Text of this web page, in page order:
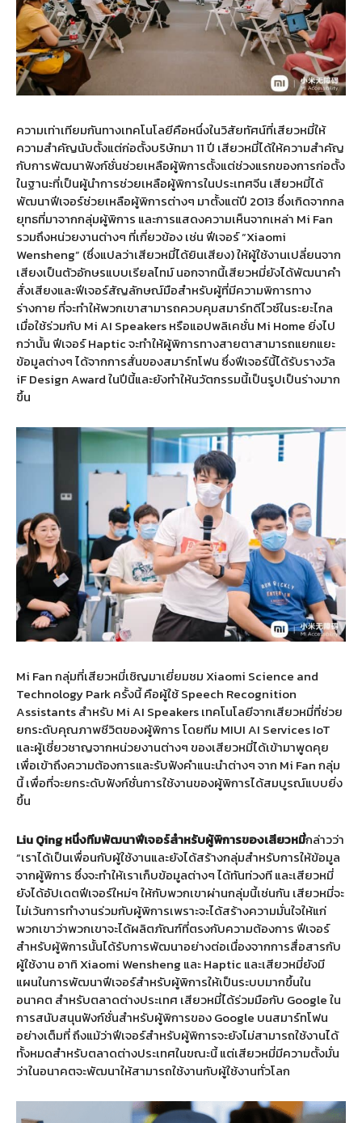
ความเท่าเทียมกันทางเทคโนโลยีคือหนึ่งในวิสัยทัศน์ที่เสียวหมี่ให้
ความสำคัญนับตั้งแต่ก่อตั้งบริษัทมา 11 ปี เสียวหมี่ได้ให้ความสำคัญ
กับการพัฒนาฟังก์ชั่นช่วยเหลือผู้พิการตั้งแต่ช่วงแรกของการก่อตั้ง
ในฐานะที่เป็นผู้นำการช่วยเหลือผู้พิการในประเทศจีน เสียวหมี่ได้
พัฒนาฟีเจอร์ช่วยเหลือผู้พิการต่างๆ มาตั้งแต่ปี 2013 ซึ่งเกิดจากกล
ยุทธที่มาจากกลุ่มผู้พิการ และการแสดงความเห็นจากเหล่า Mi Fan
รวมถึงหน่วยงานต่างๆ ที่เกี่ยวข้อง เช่น ฟีเจอร์ “Xiaomi
Wensheng” (ซึ่งแปลว่าเสียวหมี่ได้ยินเสียง) ให้ผู้ใช้งานเปลี่ยนจาก
เสียงเป็นตัวอักษรแบบเรียลไทม์ นอกจากนี้เสียวหมี่ยังได้พัฒนาคำ
สั่งเสียงและฟีเจอร์สัญลักษณ์มือสำหรับผู้ที่มีความพิการทาง
ร่างกาย ที่จะทำให้พวกเขาสามารถควบคุมสมาร์ทดีไวซ์ในระยะไกล
เมื่อใช้ร่วมกับ Mi AI Speakers หรือแอปพลิเคชั่น Mi Home ยิ่งไป
กว่านั้น ฟีเจอร์ Haptic จะทำให้ผู้พิการทางสายตาสามารถแยกแยะ
ข้อมูลต่างๆ ได้จากการสั่นของสมาร์ทโฟน ซึ่งฟีเจอร์นี้ได้รับรางวัล
iF Design Award ในปีนี้และยังทำให้นวัตกรรมนี้เป็นรูปเป็นร่างมาก
ขึ้น
Mi Fan กลุ่มที่เสียวหมี่เชิญมาเยี่ยมชม Xiaomi Science and
Technology Park ครั้งนี้ คือผู้ใช้ Speech Recognition
Assistants สำหรับ Mi AI Speakers เทคโนโลยีจากเสียวหมี่ที่ช่วย
ยกระดับคุณภาพชีวิตของผู้พิการ โดยทีม MIUI AI Services IoT
และผู้เชี่ยวชาญจากหน่วยงานต่างๆ ของเสียวหมี่ได้เข้ามาพูดคุย
เพื่อเข้าถึงความต้องการและรับฟังคำแนะนำต่างๆ จาก Mi Fan กลุ่ม
นี้ เพื่อที่จะยกระดับฟังก์ชั่นการใช้งานของผู้พิการได้สมบูรณ์แบบยิ่ง
ขึ้น
Liu Qingหนึ่งทีมพัฒนาฟีเจอร์สำหรับผู้พิการของเสียวหมี่กล่าวว่า
“เราได้เป็นเพื่อนกับผู้ใช้งานและยังได้สร้างกลุ่มสำหรับการให้ข้อมูล
จากผู้พิการ ซึ่งจะทำให้เราเก็บข้อมูลต่างๆ ได้ทันท่วงที และเสียวหมี่
ยังได้อัปเดตฟีเจอร์ใหม่ๆ ให้กับพวกเขาผ่านกลุ่มนี้เช่นกัน เสียวหมี่จะ
ไม่เว้นการทำงานร่วมกับผู้พิการเพราะจะได้สร้างความมั่นใจให้แก่
พวกเขาว่าพวกเขาจะได้ผลิตภัณฑ์ที่ตรงกับความต้องการ ฟีเจอร์
สำหรับผู้พิการนั้นได้รับการพัฒนาอย่างต่อเนื่องจากการสื่อสารกับ
ผู้ใช้งาน อาทิ Xiaomi Wensheng และ Haptic และเสียวหมี่ยังมี
แผนในการพัฒนาฟีเจอร์สำหรับผู้พิการให้เป็นระบบมากขึ้นใน
อนาคต สำหรับตลาดต่างประเทศ เสียวหมี่ได้ร่วมมือกับ Google ใน
การสนับสนุนฟังก์ชั่นสำหรับผู้พิการของ Google บนสมาร์ทโฟน
อย่างเต็มที่ ถึงแม้ว่าฟีเจอร์สำหรับผู้พิการจะยังไม่สามารถใช้งานได้
ทั้งหมดสำหรับตลาดต่างประเทศในขณะนี้ แต่เสียวหมี่มีความตั้งมั่น
ว่าในอนาคตจะพัฒนาให้สามารถใช้งานกับผู้ใช้งานทั่วโลก